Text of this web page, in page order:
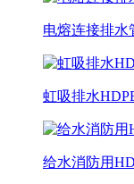
电熔连接排水
虹吸排水
给水消防用